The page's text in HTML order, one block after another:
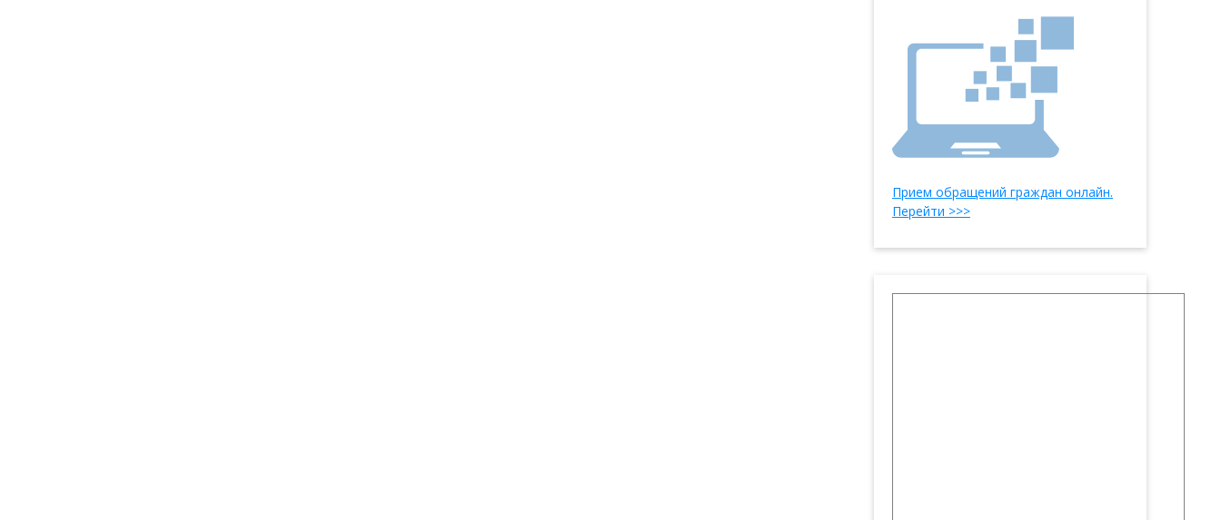
Прием обращений граждан онлайн.
Перейти >>>